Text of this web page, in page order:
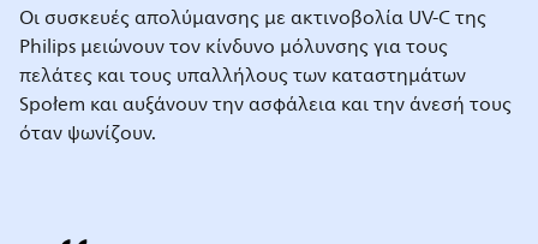
Οι συσκευές απολύμανσης με ακτινοβολία UV-C της
Philips μειώνουν τον κίνδυνο μόλυνσης για τους
πελάτες και τους υπαλλήλους των καταστημάτων
Społem και αυξάνουν την ασφάλεια και την άνεσή τους
όταν ψωνίζουν.